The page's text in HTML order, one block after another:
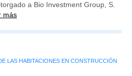
a Bio Investment Group, S.
más
LAS HABITACIONES EN CONSTRUCCIÓN